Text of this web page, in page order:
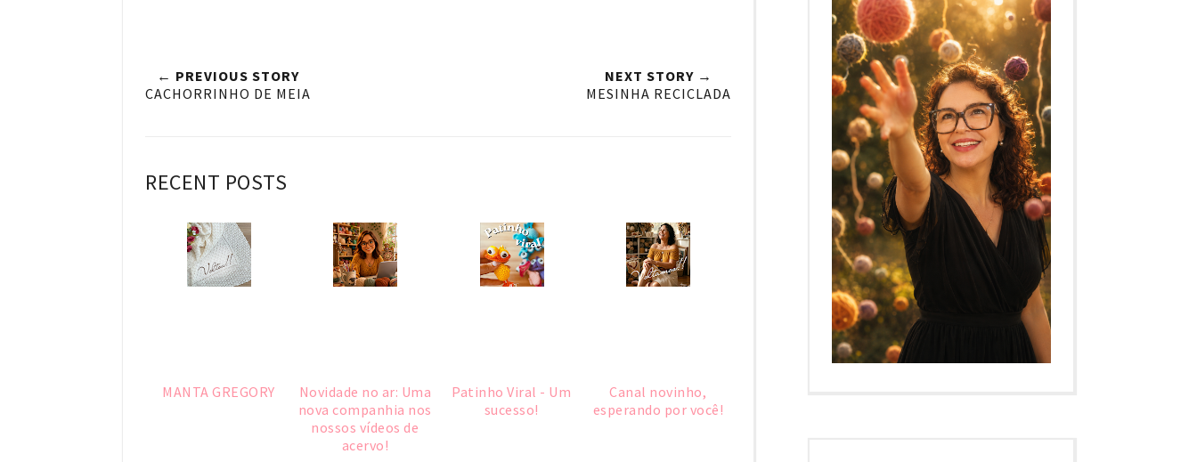
← PREVIOUS STORY
CACHORRINHO DE MEIA
NEXT STORY →
MESINHA RECICLADA
RECENT POSTS
MANTA GREGORY
Novidade no ar: Uma
nova companhia nos
nossos vídeos de
acervo!
Patinho Viral - Um
sucesso!
Canal novinho,
esperando por você!